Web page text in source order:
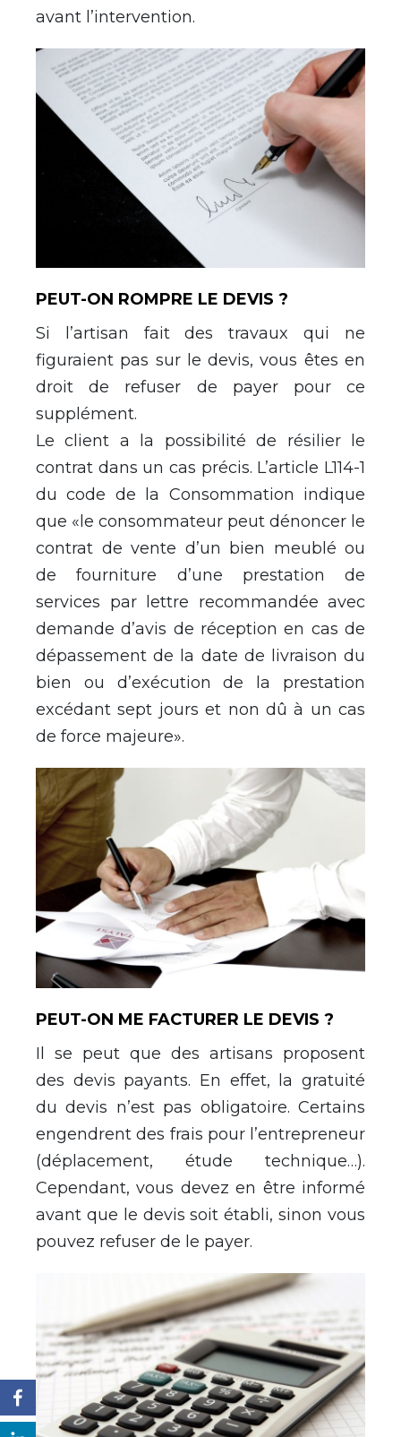
avant l’intervention.
PEUT-ON ROMPRE LE DEVIS ?
Si l’artisan fait des travaux qui ne
figuraient pas sur le devis, vous êtes en
droit de refuser de payer pour ce
supplément.
Le client a la possibilité de résilier le
contrat dans un cas précis. L’article L114-1
du code de la Consommation indique
que «le consommateur peut dénoncer le
contrat de vente d’un bien meublé ou
de fourniture d’une prestation de
services par lettre recommandée avec
demande d’avis de réception en cas de
dépassement de la date de livraison du
bien ou d’exécution de la prestation
excédant sept jours et non dû à un cas
de force majeure».
PEUT-ON ME FACTURER LE DEVIS ?
Il se peut que des artisans proposent
des devis payants. En effet, la gratuité
du devis n’est pas obligatoire. Certains
engendrent des frais pour l’entrepreneur
(déplacement, étude technique…).
Cependant, vous devez en être informé
avant que le devis soit établi, sinon vous
pouvez refuser de le payer.